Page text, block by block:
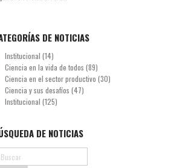
DE NOTICIAS
Institucional (14)
Ciencia en la vida de todos (89)
Ciencia en el sector productivo (30)
Ciencia y sus desafíos (47)
Institucional (125)
DE NOTICIAS